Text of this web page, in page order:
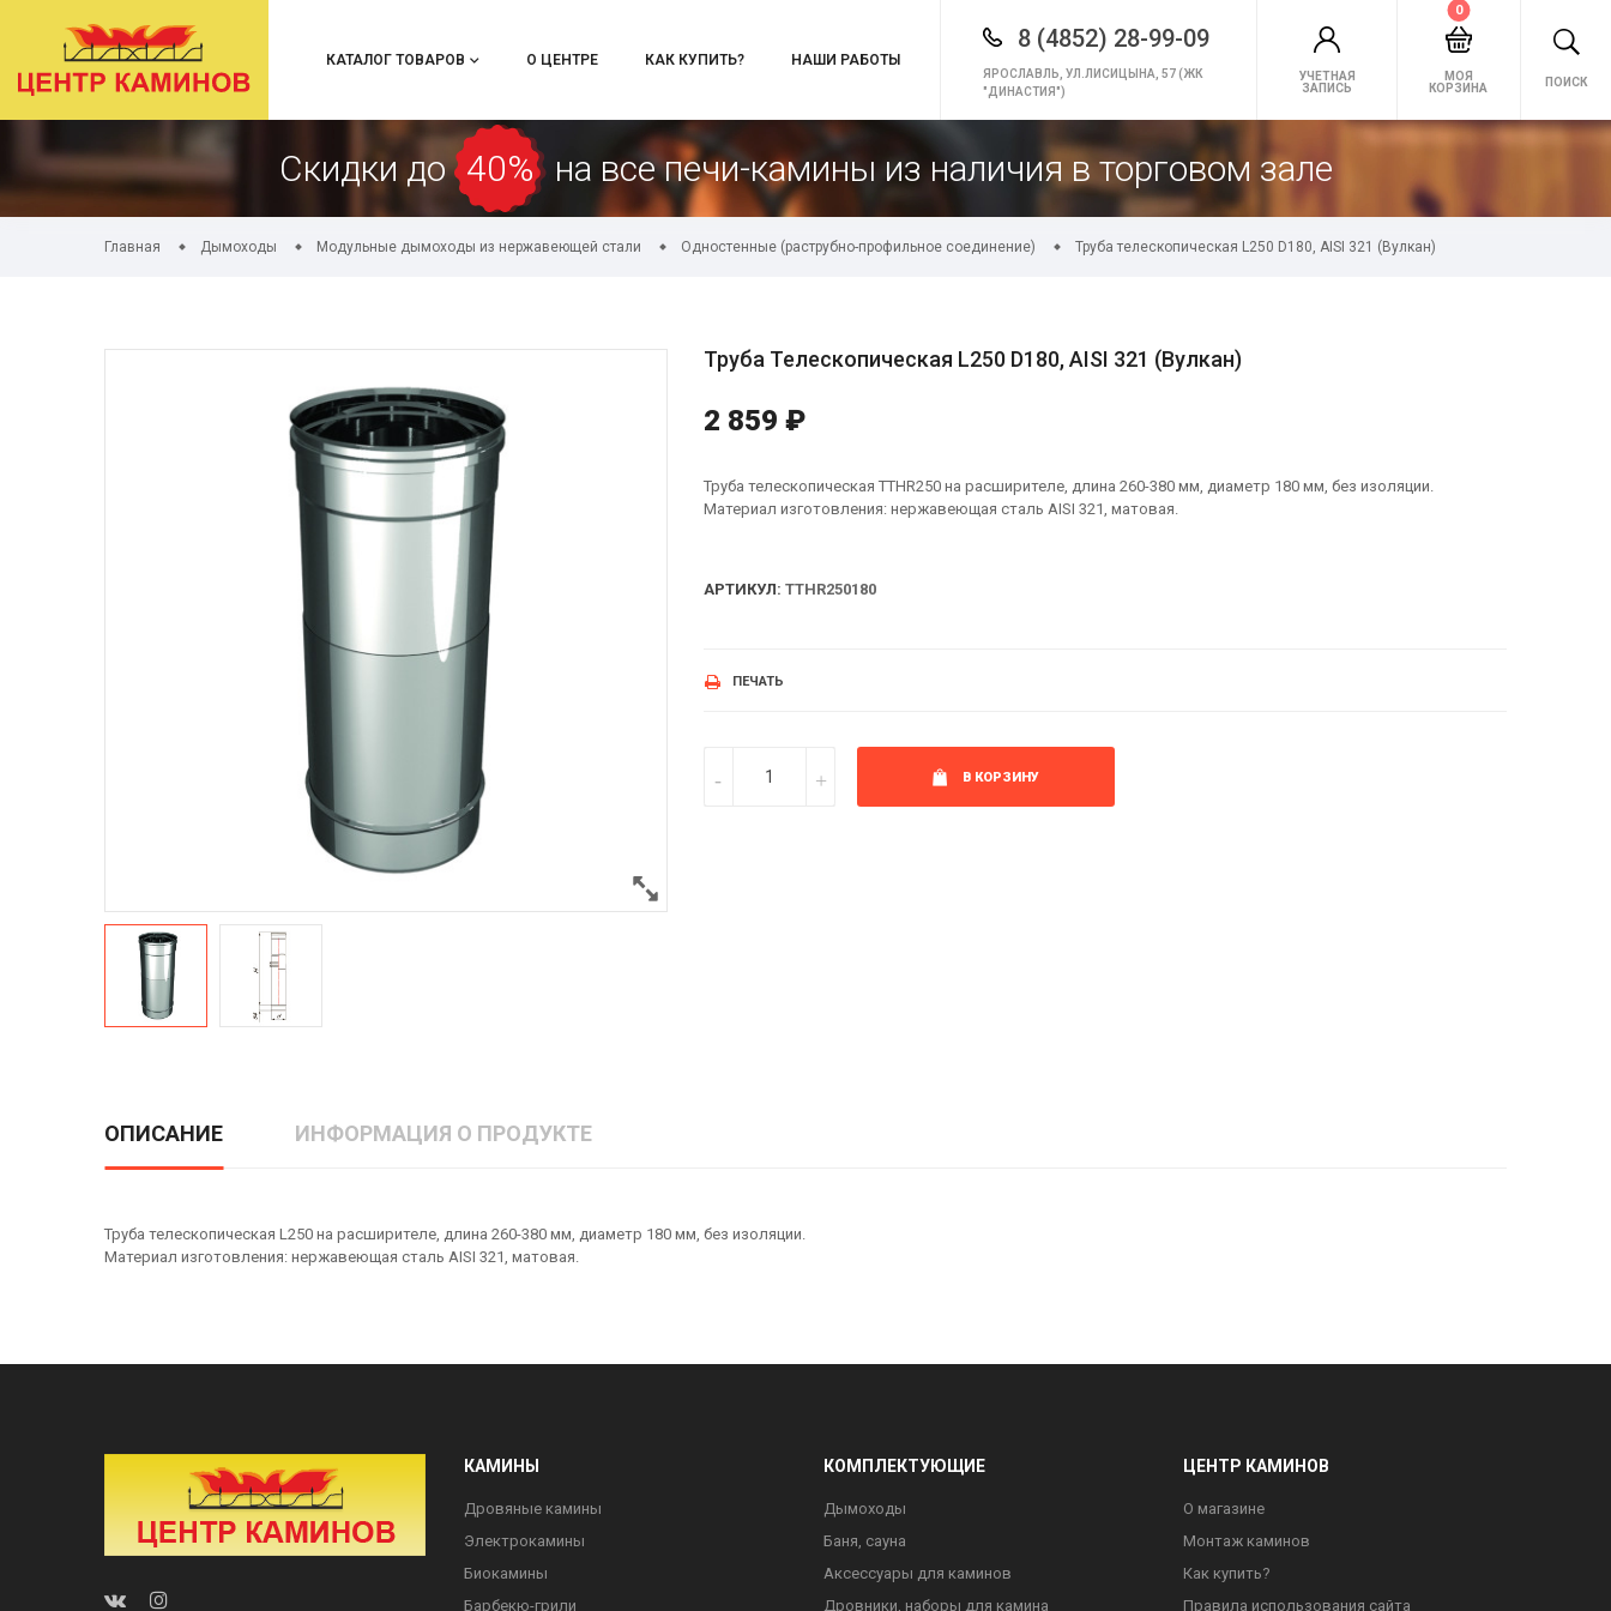
КАТАЛОГ ТОВАРОВ О ЦЕНТРЕ КАК КУПИТЬ? НАШИ РАБОТЫ
8 (4852) 28-99-09
ЯРОСЛАВЛЬ, УЛ.ЛИСИЦЫНА, 57 (ЖК
"ДИНАСТИЯ")
УЧЕТНАЯ
ЗАПИСЬ
МОЯ
КОРЗИНА
0
ПОИСК
Скидки до 40% на все печи-камины из наличия в торговом зале
Главная Дымоходы Модульные дымоходы из нержавеющей стали Одностенные (раструбно-профильное соединение) Труба телескопическая L250 D180, AISI 321 (Вулкан)
Труба Телескопическая L250 D180, AISI 321 (Вулкан)
2 859 ₽
Труба телескопическая TTHR250 на расширителе, длина 260-380 мм, диаметр 180 мм, без изоляции.
Материал изготовления: нержавеющая сталь AISI 321, матовая.
АРТИКУЛ: TTHR250180
ПЕЧАТЬ
В КОРЗИНУ
ОПИСАНИЕ ИНФОРМАЦИЯ О ПРОДУКТЕ
Труба телескопическая L250 на расширителе, длина 260-380 мм, диаметр 180 мм, без изоляции.
Материал изготовления: нержавеющая сталь AISI 321, матовая.
КАМИНЫ
Дровяные камины
Электрокамины
Биокамины
Барбекю-грили
КОМПЛЕКТУЮЩИЕ
Дымоходы
Баня, сауна
Аксессуары для каминов
Дровники, наборы для камина
ЦЕНТР КАМИНОВ
О магазине
Монтаж каминов
Как купить?
Правила использования сайта